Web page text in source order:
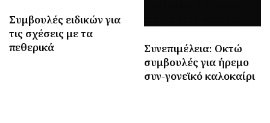
Συμβουλές ειδικών για
τις σχέσεις με τα
πεθερικά
Συνεπιμέλεια: Οκτώ
συμβουλές για ήρεμο
συν-γονεϊκό καλοκαίρι